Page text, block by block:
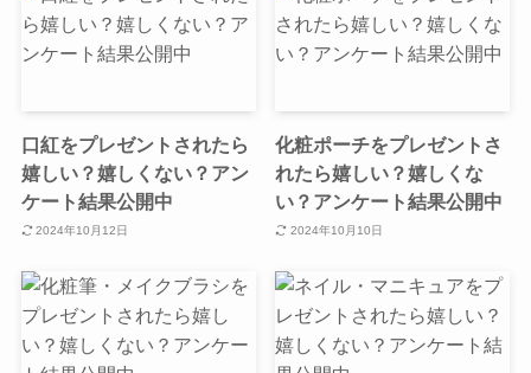
口紅をプレゼントされたら
嬉しい？嬉しくない？アン
ケート結果公開中
2024年10月12日
化粧ポーチをプレゼントさ
れたら嬉しい？嬉しくな
い？アンケート結果公開中
2024年10月10日